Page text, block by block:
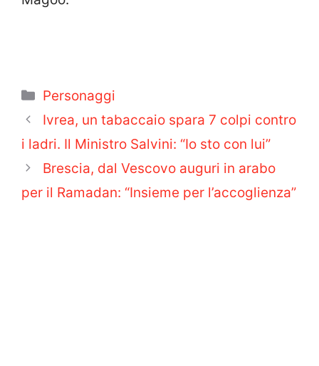
Categorie
Personaggi
Ivrea, un tabaccaio spara 7 colpi contro
i ladri. Il Ministro Salvini: “Io sto con lui”
Brescia, dal Vescovo auguri in arabo
per il Ramadan: “Insieme per l’accoglienza”